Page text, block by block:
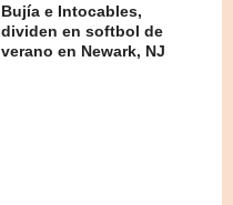
Bujía e Intocables,
dividen en softbol de
verano en Newark, NJ